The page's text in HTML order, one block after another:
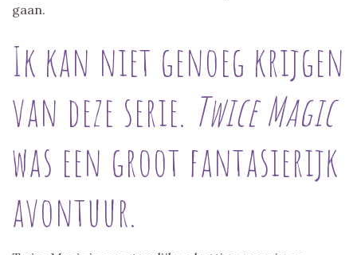
gaan.
Ik kan niet genoeg krijgen
van deze serie. Twice Magic
was een groot fantasierijk
avontuur.